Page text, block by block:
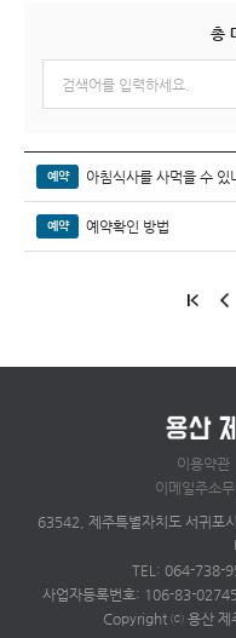
총
예약 아침식사를 사먹을 수 있
예약 예약확인 방법
이용약관
이메일주소
63542, 제주특별자치도 서귀포
TEL: 064-738-
사업자등록번호: 106-83-
Copyright ⓒ 용산 제